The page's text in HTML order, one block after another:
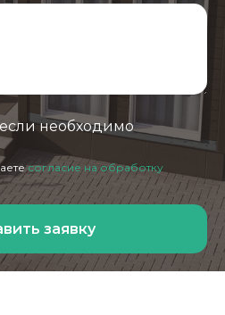
необходимо
согласие на обработку
заявку